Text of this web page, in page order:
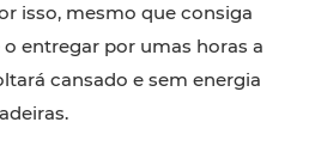
isso, mesmo que consiga
o entregar por umas horas a
cansado e sem energia